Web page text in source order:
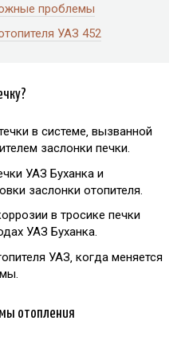
проблемы
УАЗ 452
в системе‚ вызванной
заслонки печки.
УАЗ Буханка и
заслонки отопителя.
в тросике печки
УАЗ Буханка.
УАЗ‚ когда меняется
отопления